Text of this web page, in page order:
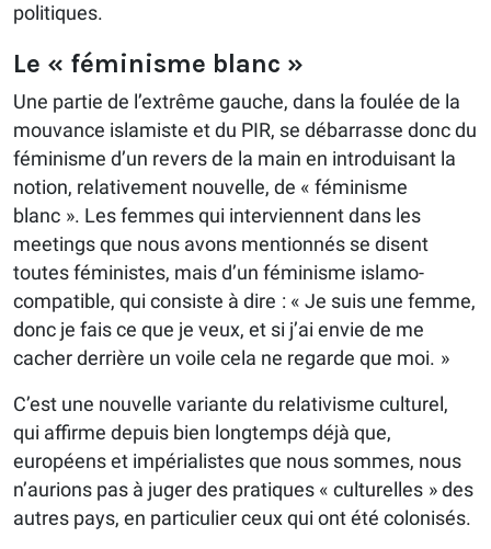
politiques.
Le « féminisme blanc »
Une partie de l’extrême gauche, dans la foulée de la
mouvance islamiste et du PIR, se débarrasse donc du
féminisme d’un revers de la main en introduisant la
notion, relativement nouvelle, de « féminisme
blanc ». Les femmes qui interviennent dans les
meetings que nous avons mentionnés se disent
toutes féministes, mais d’un féminisme islamo-
compatible, qui consiste à dire : « Je suis une femme,
donc je fais ce que je veux, et si j’ai envie de me
cacher derrière un voile cela ne regarde que moi. »
C’est une nouvelle variante du relativisme culturel,
qui affirme depuis bien longtemps déjà que,
européens et impérialistes que nous sommes, nous
n’aurions pas à juger des pratiques « culturelles » des
autres pays, en particulier ceux qui ont été colonisés.